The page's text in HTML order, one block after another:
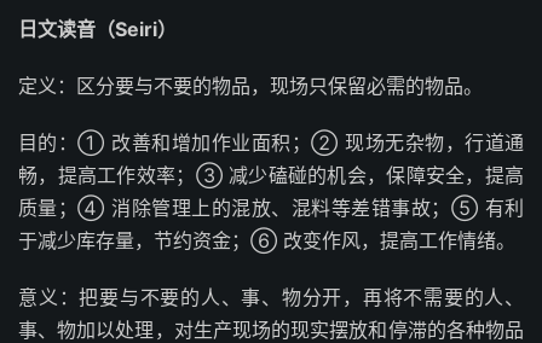
日文读音（Seiri）
定义：区分要与不要的物品，现场只保留必需的物品。
目的：① 改善和增加作业面积；② 现场无杂物，行道通
畅，提高工作效率；③ 减少磕碰的机会，保障安全，提高
质量；④ 消除管理上的混放、混料等差错事故；⑤ 有利
于减少库存量，节约资金；⑥ 改变作风，提高工作情绪。
意义：把要与不要的人、事、物分开，再将不需要的人、
事、物加以处理，对生产现场的现实摆放和停滞的各种物品